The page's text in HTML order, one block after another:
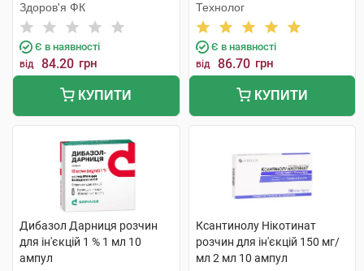
Здоров'я ФК
Є в наявності
від 84.20 грн
КУПИТИ
Технолог
Є в наявності
від 86.70 грн
КУПИТИ
Дибазол Дарниця розчин
для ін'єкцій 1 % 1 мл 10
ампул
Ксантинолу Нікотинат
розчин для ін'єкцій 150 мг/
мл 2 мл 10 ампул